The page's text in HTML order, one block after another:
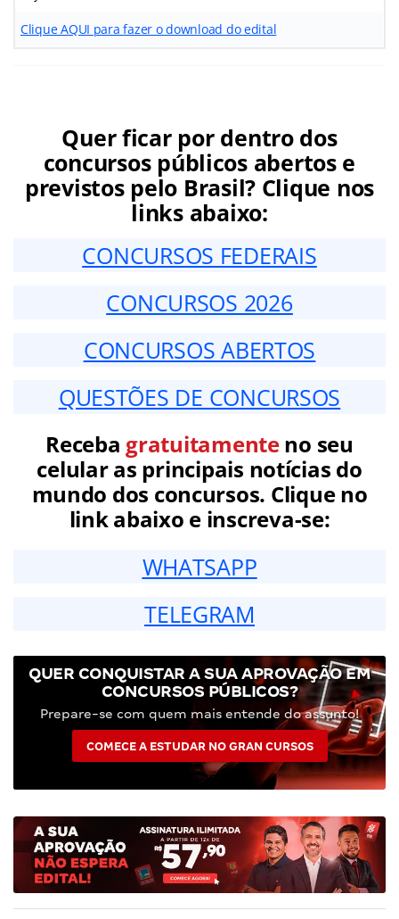
Clique AQUI para fazer o download do edital
Quer ficar por dentro dos
concursos públicos abertos e
previstos pelo Brasil? Clique nos
links abaixo:
CONCURSOS FEDERAIS
CONCURSOS 2026
CONCURSOS ABERTOS
QUESTÕES DE CONCURSOS
Receba gratuitamenteno seu
celular as principais notícias do
mundo dos concursos. Clique no
link abaixo e inscreva-se:
WHATSAPP
TELEGRAM
QUER CONQUISTAR A SUA APROVAÇÃO EM
CONCURSOS PÚBLICOS?
Prepare-se com quem mais entende do assunto!
COMECE A ESTUDAR NO GRAN CURSOS